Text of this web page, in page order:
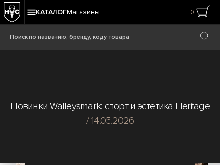
КАТАЛОГМагазины 0
Новинки Walleysmark: спорт и эстетика Heritage
/ 14.05.2026